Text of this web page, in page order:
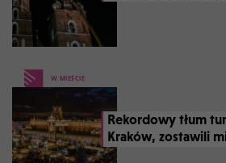
W MIEŚCIE
Rekordowy tłum
Kraków, zostawili